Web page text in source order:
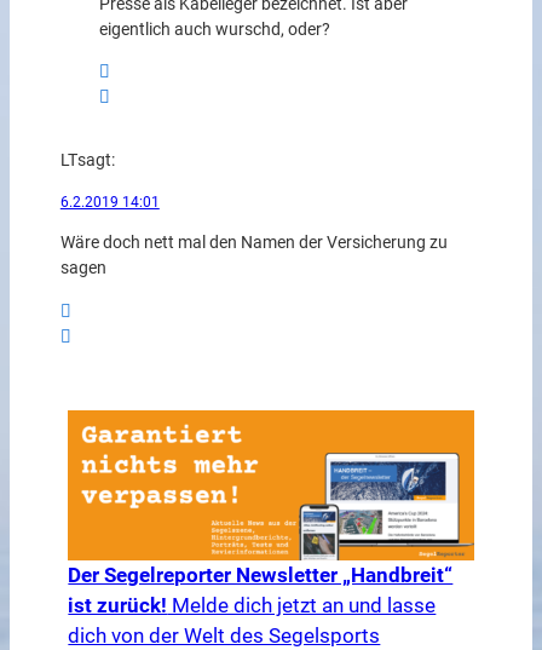
Presse als Kabelleger bezeichnet. Ist aber
eigentlich auch wurschd, oder?
LTsagt:
6.2.2019 14:01
Wäre doch nett mal den Namen der Versicherung zu
sagen
Der Segelreporter Newsletter „Handbreit“
ist zurück! Melde dich jetzt an und lasse
dich von der Welt des Segelsports